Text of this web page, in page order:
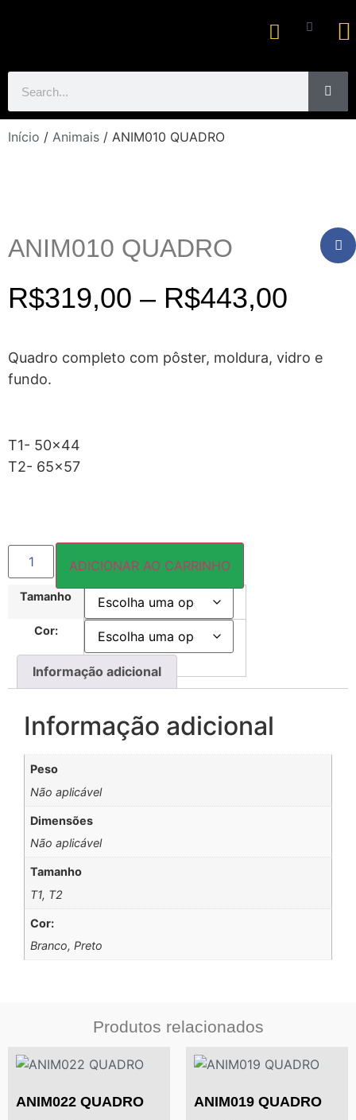
Início / Animais / ANIM010 QUADRO
ANIM010 QUADRO
R$319,00 – R$443,00
Quadro completo com pôster, moldura, vidro e
fundo.
T1- 50×44
T2- 65×57
Tamanho
Cor:
ADICIONAR AO CARRINHO
Informação adicional
Informação adicional
Peso
Não aplicável
Dimensões
Não aplicável
Tamanho
T1, T2
Cor:
Branco, Preto
Produtos relacionados
ANIM022 QUADRO ANIM019 QUADRO